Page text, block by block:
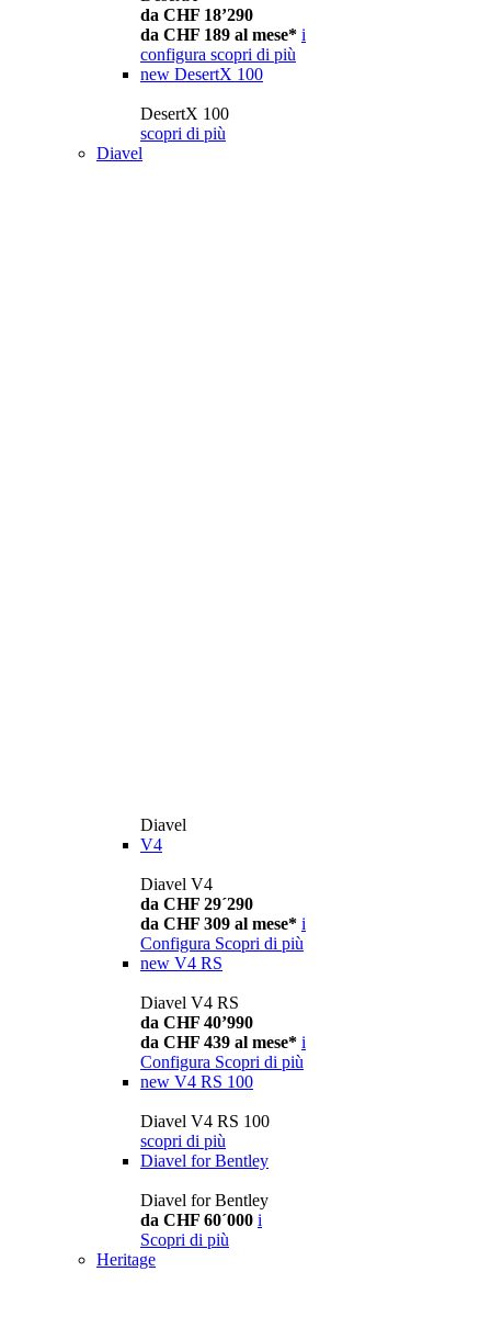
da CHF 18’290
da CHF 189 al mese* i
configura scopri di più
new DesertX 100
DesertX 100
scopri di più
Diavel
Diavel
V4
Diavel V4
da CHF 29´290
da CHF 309 al mese* i
Configura Scopri di più
new V4 RS
Diavel V4 RS
da CHF 40’990
da CHF 439 al mese* i
Configura Scopri di più
new V4 RS 100
Diavel V4 RS 100
scopri di più
Diavel for Bentley
Diavel for Bentley
da CHF 60´000 i
Scopri di più
Heritage